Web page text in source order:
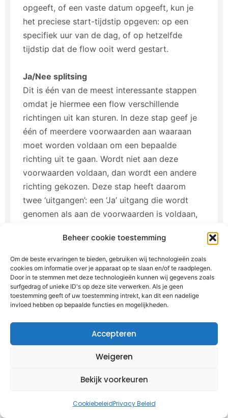
Beheer cookie toestemming
Om de beste ervaringen te bieden, gebruiken wij technologieën zoals
cookies om informatie over je apparaat op te slaan en/of te raadplegen.
Door in te stemmen met deze technologieën kunnen wij gegevens zoals
surfgedrag of unieke ID's op deze site verwerken. Als je geen
toestemming geeft of uw toestemming intrekt, kan dit een nadelige
invloed hebben op bepaalde functies en mogelijkheden.
Accepteren
Weigeren
Bekijk voorkeuren
CookiebeleidPrivacy Beleid
opgeeft, of een vaste datum opgeeft, kun je
het preciese start-tijdstip opgeven: op een
specifiek uur van de dag, of op hetzelfde
tijdstip dat de flow ooit werd gestart.
Ja/Nee splitsing
Dit is één van de meest interessante stappen
omdat je hiermee een flow verschillende
richtingen uit kan sturen. In deze stap geef je
één of meerdere voorwaarden aan waaraan
moet worden voldaan om een bepaalde
richting uit te gaan. Wordt niet aan deze
voorwaarden voldaan, dan wordt een andere
richting gekozen. Deze stap heeft daarom
twee ‘uitgangen’: een ‘Ja’ uitgang die wordt
genomen als aan de voorwaarden is voldaan,
andere geval.
In het onderstaande voorbeeld wordt dat
duidelijk. Een jonge deelnemer krijgt een
bijbehorende tag toegekend en oudere
deelnemers komen in de “Quote op onze
website” groep.